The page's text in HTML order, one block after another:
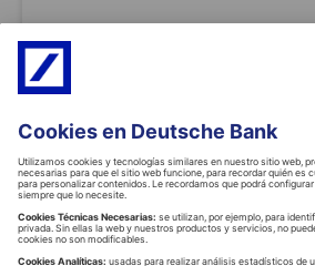
Modo de acceso
Protéjase del
No acepte
acceso, aceptación o